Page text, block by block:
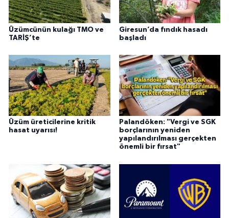
Üzümcünün kulağı TMO ve
TARİŞ’te
Giresun’da fındık hasadı
başladı
Üzüm üreticilerine kritik
hasat uyarısı!
Palandöken: "Vergi ve SGK
borçlarının yeniden
yapılandırılması gerçekten
önemli bir fırsat"